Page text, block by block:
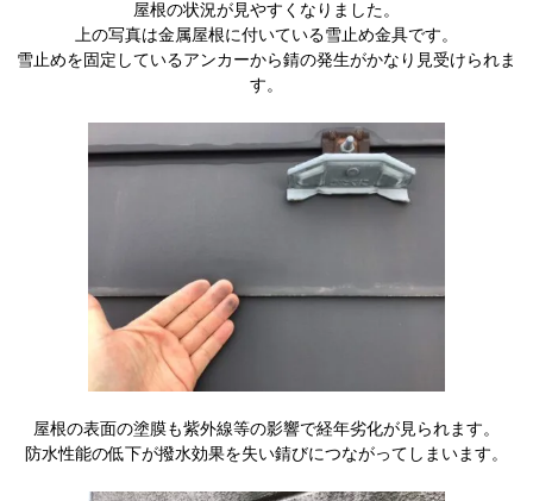
屋根の状況が見やすくなりました。
上の写真は金属屋根に付いている雪止め金具です。
雪止めを固定しているアンカーから錆の発生がかなり見受けられま
す。
屋根の表面の塗膜も紫外線等の影響で経年劣化が見られます。
防水性能の低下が撥水効果を失い錆びにつながってしまいます。